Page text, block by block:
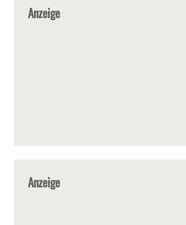
Anzeige
Anzeige